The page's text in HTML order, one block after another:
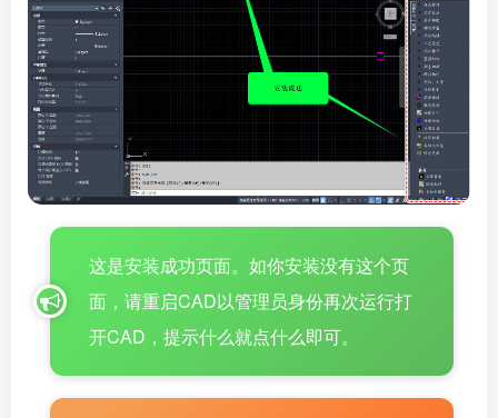
这是安装成功页面。如你安装没有这个页
面，请重启CAD以管理员身份再次运行打
开CAD，提示什么就点什么即可。